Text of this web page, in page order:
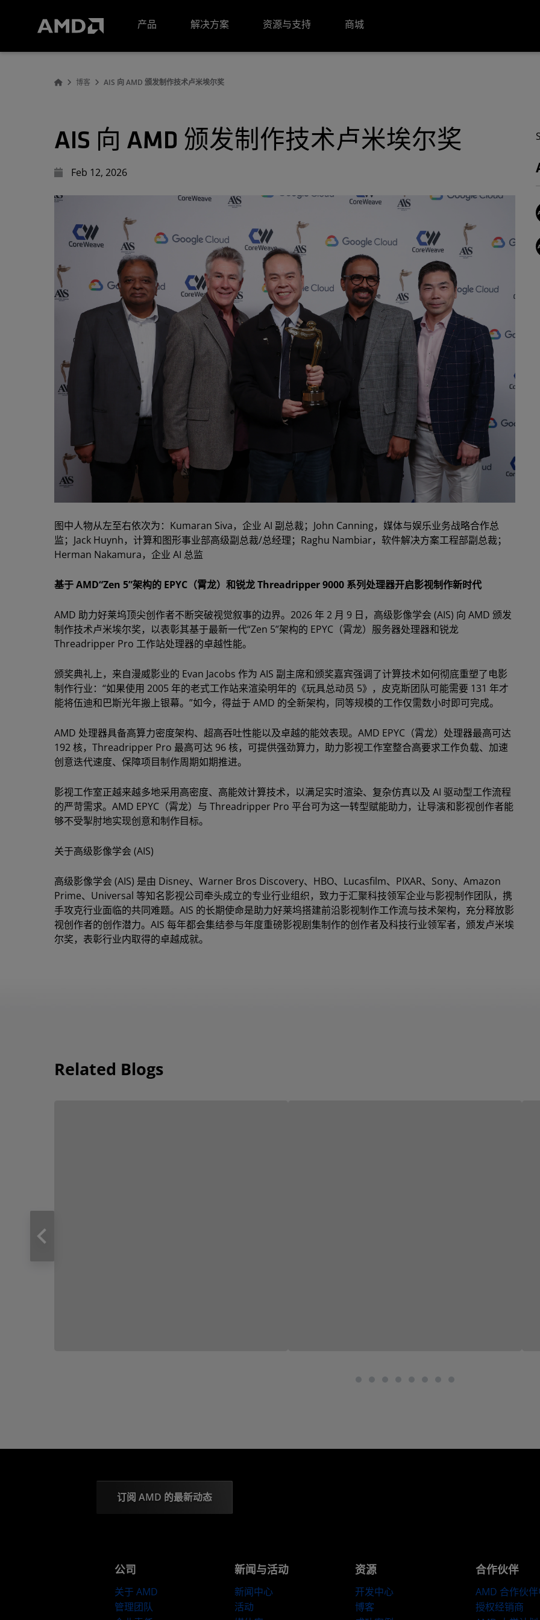
产品
解决方案 资源与支持 商城
博客 AIS 向 AMD 颁发制作技术卢米埃尔奖
AIS 向 AMD 颁发制作技术卢米埃尔奖
Feb 12, 2026
图中人物从左至右依次为：Kumaran Siva，企业 AI 副总裁；John Canning，媒体与娱乐业务战略合作总
监；Jack Huynh，计算和图形事业部高级副总裁/总经理；Raghu Nambiar，软件解决方案工程部副总裁；
Herman Nakamura，企业 AI 总监
基于 AMD“Zen 5”架构的 EPYC（霄龙）和锐龙 Threadripper 9000 系列处理器开启影视制作新时代
AMD 助力好莱坞顶尖创作者不断突破视觉叙事的边界。2026 年 2 月 9 日，高级影像学会 (AIS) 向 AMD 颁发
制作技术卢米埃尔奖，以表彰其基于最新一代“Zen 5”架构的 EPYC（霄龙）服务器处理器和锐龙
Threadripper Pro 工作站处理器的卓越性能。
颁奖典礼上，来自漫威影业的 Evan Jacobs 作为 AIS 副主席和颁奖嘉宾强调了计算技术如何彻底重塑了电影
制作行业：“如果使用 2005 年的老式工作站来渲染明年的《玩具总动员 5》，皮克斯团队可能需要 131 年才
能将伍迪和巴斯光年搬上银幕。”如今，得益于 AMD 的全新架构，同等规模的工作仅需数小时即可完成。
AMD 处理器具备高算力密度架构、超高吞吐性能以及卓越的能效表现。AMD EPYC（霄龙）处理器最高可达
192 核，Threadripper Pro 最高可达 96 核，可提供强劲算力，助力影视工作室整合高要求工作负载、加速
创意迭代速度、保障项目制作周期如期推进。
影视工作室正越来越多地采用高密度、高能效计算技术，以满足实时渲染、复杂仿真以及 AI 驱动型工作流程
的严苛需求。AMD EPYC（霄龙）与 Threadripper Pro 平台可为这一转型赋能助力，让导演和影视创作者能
够不受掣肘地实现创意和制作目标。
关于高级影像学会 (AIS)
高级影像学会 (AIS) 是由 Disney、Warner Bros Discovery、HBO、Lucasfilm、PIXAR、Sony、Amazon
Prime、Universal 等知名影视公司牵头成立的专业行业组织，致力于汇聚科技领军企业与影视制作团队，携
手攻克行业面临的共同难题。AIS 的长期使命是助力好莱坞搭建前沿影视制作工作流与技术架构，充分释放影
视创作者的创作潜力。AIS 每年都会集结参与年度重磅影视剧集制作的创作者及科技行业领军者，颁发卢米埃
尔奖，表彰行业内取得的卓越成就。
Related Blogs
订阅 AMD 的最新动态
公司
关于 AMD
管理团队
新闻与活动
新闻中心
活动
资源
开发中心
博客
合作伙伴
AMD 合作伙
授权经销商